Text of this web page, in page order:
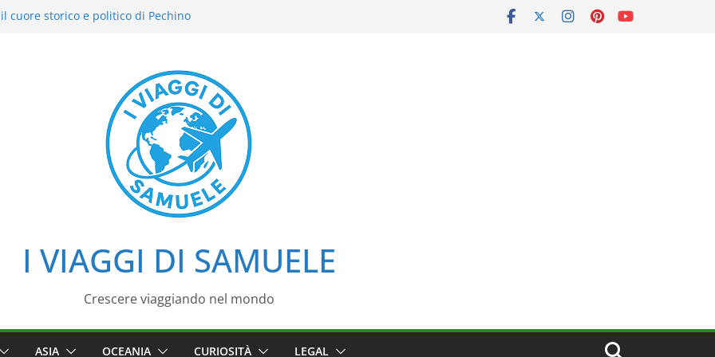
il cuore storico e politico di Pechino
d’Estate tra loto, camminate e
tra imperatori, simboli e cortili
I VIAGGI DI SAMUELE
Crescere viaggiando nel mondo
ASIA OCEANIA CURIOSITÀ LEGAL